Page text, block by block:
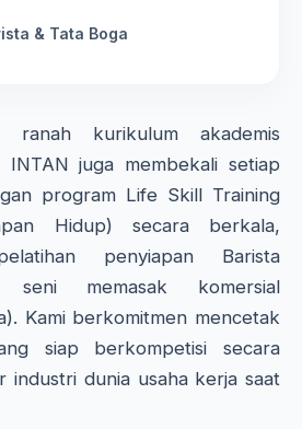
& Tata Boga
kurikulum akademis
INTAN juga membekali setiap
program Life Skill Training
Hidup) secara berkala,
penyiapan Barista
seni memasak komersial
Kami berkomitmen mencetak
siap berkompetisi secara
industri dunia usaha kerja saat